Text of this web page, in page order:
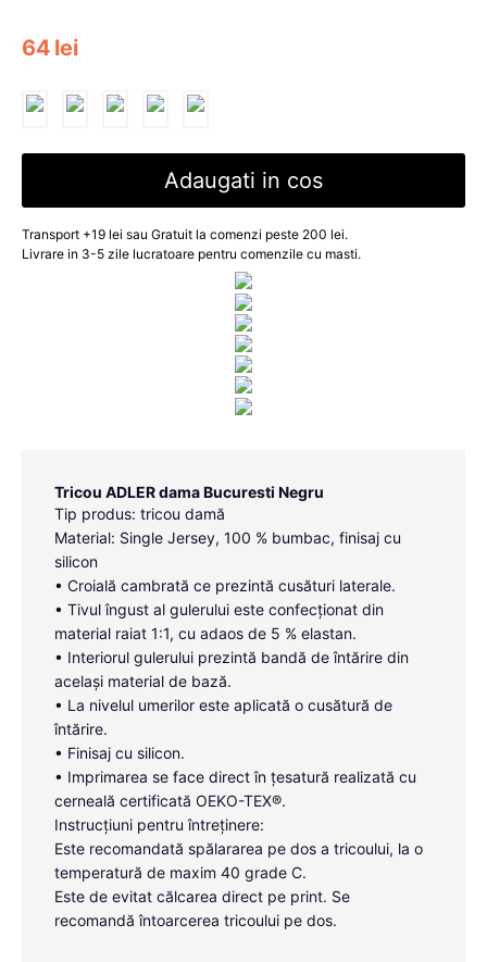
64 lei
Adaugati in cos
Transport +19 lei sau Gratuit la comenzi peste 200 lei.
Livrare in 3-5 zile lucratoare pentru comenzile cu masti.
Tricou ADLER dama Bucuresti Negru
Tip produs: tricou damă
Material: Single Jersey, 100 % bumbac, finisaj cu
silicon
• Croială cambrată ce prezintă cusături laterale.
• Tivul îngust al gulerului este confecționat din
material raiat 1:1, cu adaos de 5 % elastan.
• Interiorul gulerului prezintă bandă de întărire din
același material de bază.
• La nivelul umerilor este aplicată o cusătură de
întărire.
• Finisaj cu silicon.
• Imprimarea se face direct în țesatură realizată cu
cerneală certificată OEKO-TEX®.
Instrucțiuni pentru întreținere:
Este recomandată spălararea pe dos a tricoului, la o
temperatură de maxim 40 grade C.
Este de evitat călcarea direct pe print. Se
recomandă întoarcerea tricoului pe dos.